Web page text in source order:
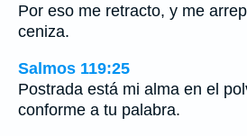
Por eso me retracto, y me
ceniza.
Salmos 119:25
Postrada está mi alma en el
conforme a tu palabra.